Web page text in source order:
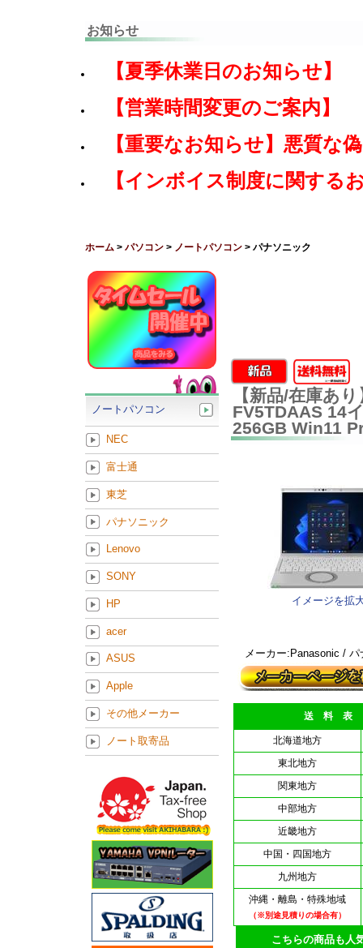
お知らせ
【夏季休業日のお知らせ】
【営業時間変更のご案内】
【重要なお知らせ】悪質な
【インボイス制度に関する
ホーム > パソコン > ノートパソコン > パナソニック
【新品/在庫あ
FV5TDAAS 14
256GB Win11
イメージを拡
メーカー:Panasonic / パ
送 料 表
北海道地方
東北地方
関東地方
中部地方
近畿地方
中国・四国地方
九州地方
沖縄・離島・特殊地域
（※別途見積りの場合有）
こちらの商品も人気
ノートパソコン
NEC
富士通
東芝
パナソニック
Lenovo
SONY
HP
acer
ASUS
Apple
その他メーカー
ノート取寄品